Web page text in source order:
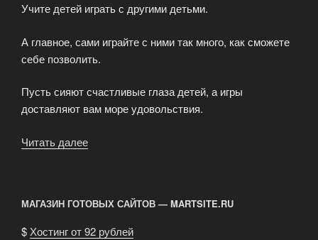
Учите детей играть с другими детьми.
А главное, сами играйте с ними так много, как сможете
себе позволить.
Пусть сияют счастливые глаза детей, а игры
доставляют вам море удовольствия.
Читать далее
на
Play
МАГАЗИН ГОТОВЫХ САЙТОВ — MARTSITE.RU
$ Хостинг от 92 рублей